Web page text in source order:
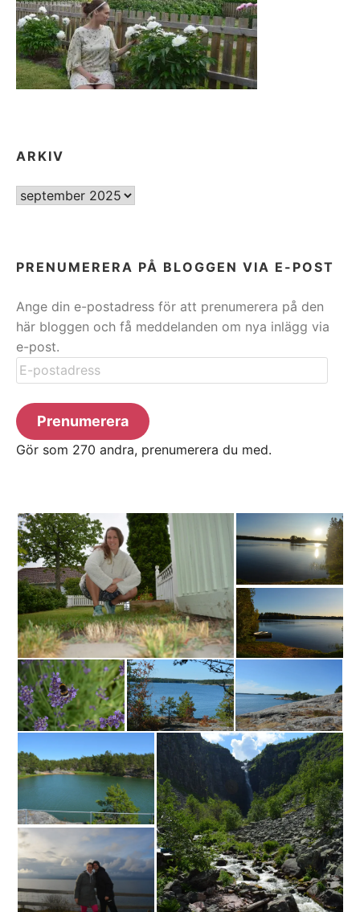
ARKIV
ARKIV
PRENUMERERA PÅ BLOGGEN VIA E-POST
Ange din e-postadress för att prenumerera på den
här bloggen och få meddelanden om nya inlägg via
e-post.
E-
postadress
Prenumerera
Gör som 270 andra, prenumerera du med.